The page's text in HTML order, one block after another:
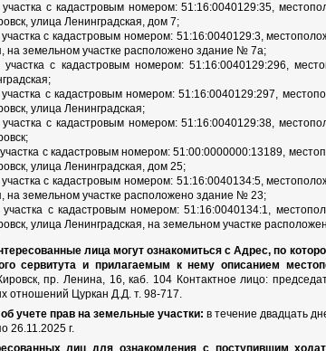
участка с кадастровым номером: 51:16:0040129:35,
улица Ленинградская, дом 7;
участка с кадастровым номером: 51:16:0040129:3,
на земельном участке расположено здание № 7а;
участка с кадастровым номером: 51:16:0040129:296,
участка с кадастровым номером: 51:16:0040129:297,
улица Ленинградская;
участка с кадастровым номером: 51:16:0040129:38,
участка с кадастровым номером: 51:00:0000000:13189,
улица Ленинградская, дом 25;
участка с кадастровым номером: 51:16:0040134:5,
на земельном участке расположено здание № 23;
участка с кадастровым номером: 51:16:0040134:1,
улица Ленинградская, на земельном участке
лица могут ознакомиться с Адрес, по
сервитута и прилагаемым к нему описанием
пр. Ленина, 16, каб. 104 Контактное лицо:
отношений Цуркан Д.Д. т. 98-717.
учете прав на земельные участки: в течение двадцать
26.11.2025 г.
лиц для ознакомления с поступившим